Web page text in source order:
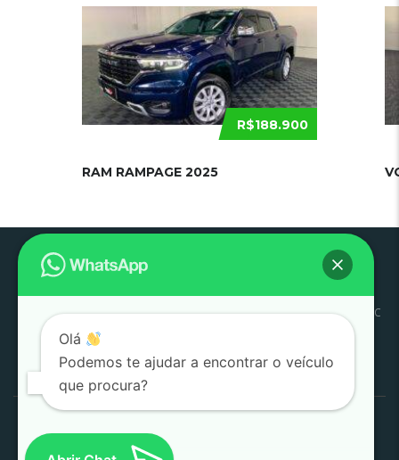
R$188.900
RAM RAMPAGE 2025
Estoque SJC Litoral
Conosco
SAC
por:
Olá
Podemos te ajudar a encontrar o veículo
que procura?